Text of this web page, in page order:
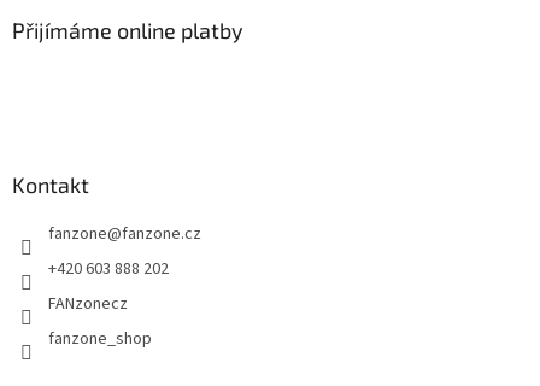
Přijímáme online platby
Kontakt
fanzone@fanzone.cz
+420 603 888 202
FANzonecz
fanzone_shop